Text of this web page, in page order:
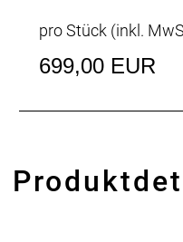
pro Stück (inkl.
699,00 EUR